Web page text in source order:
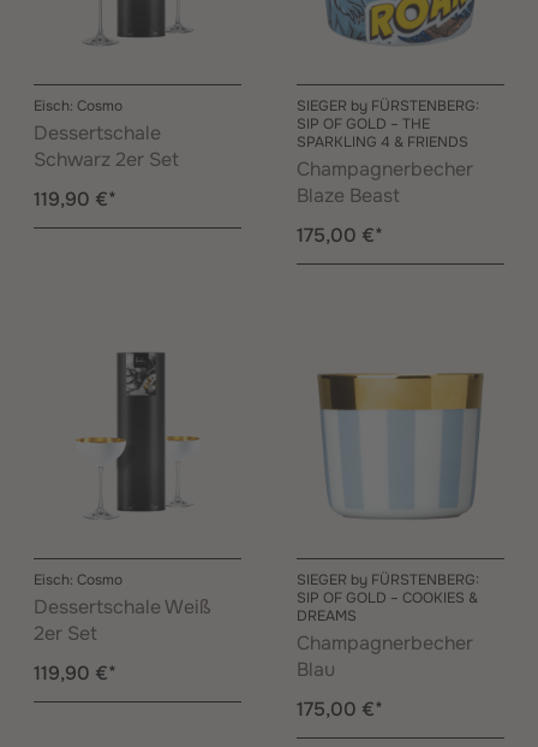
Eisch: Cosmo
Dessertschale
Schwarz 2er Set
119,90 €*
SIEGER by FÜRSTENBERG:
SIP OF GOLD – THE
SPARKLING 4 & FRIENDS
Champagnerbecher
Blaze Beast
175,00 €*
Eisch: Cosmo
Dessertschale Weiß
2er Set
119,90 €*
SIEGER by FÜRSTENBERG:
SIP OF GOLD – COOKIES &
DREAMS
Champagnerbecher
Blau
175,00 €*